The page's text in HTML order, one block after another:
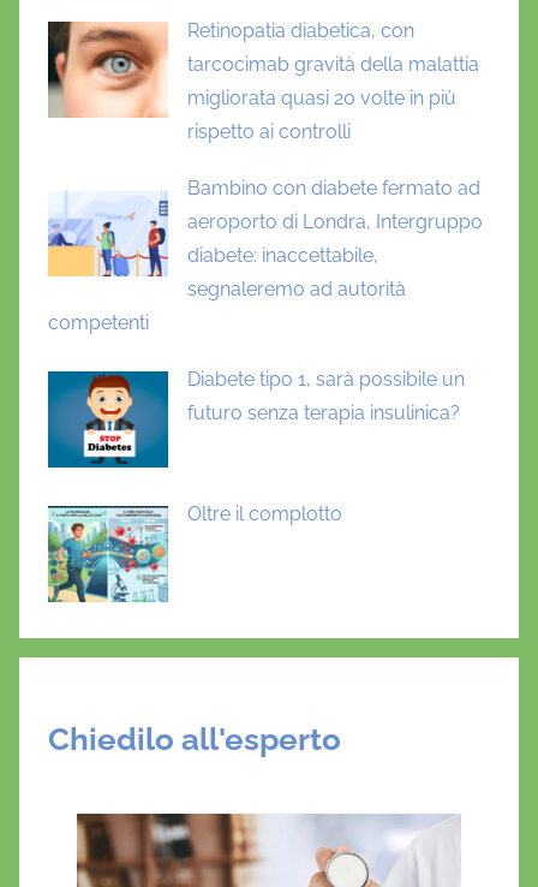
Retinopatia diabetica, con
tarcocimab gravità della malattia
migliorata quasi 20 volte in più
rispetto ai controlli
Bambino con diabete fermato ad
aeroporto di Londra, Intergruppo
diabete: inaccettabile,
segnaleremo ad autorità
competenti
Diabete tipo 1, sarà possibile un
futuro senza terapia insulinica?
Oltre il complotto
Chiedilo all'esperto